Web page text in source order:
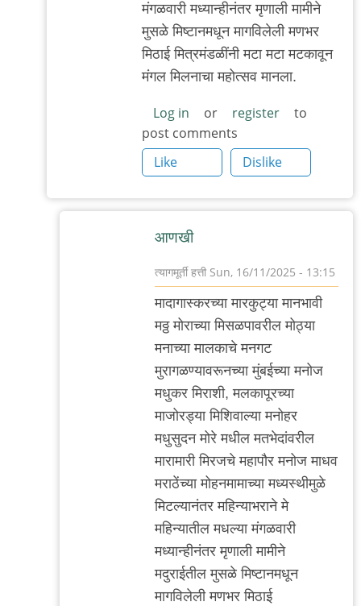
मंगळवारी मध्यान्हीनंतर मृणाली मामीने
मुसळे मिष्टानमधून मागविलेली मणभर
मिठाई मित्रमंडळींनी मटा मटा मटकावून
मंगल मिलनाचा महोत्सव मानला.
Log in or register
to
post comments
Like
Dislike
आणखी
त्यागमूर्ती हत्ती Sun, 16/11/2025 - 13:15
reply
to
by
त्यागमूर्ती
मादागास्करच्या मारकुट्या मानभावी
मठ्ठ मोराच्या मिसळपावरील मोठ्या
मनाच्या मालकाचे मनगट
मुरागळण्यावरूनच्या मुंबईच्या मनोज
मधुकर मिराशी, मलकापूरच्या
माजोरड्या मिशिवाल्या मनोहर
मधुसुदन मोरे मधील मतभेदांवरील
मारामारी मिरजचे महापौर मनोज माधव
मराठेंच्या मोहनमामाच्या मध्यस्थीमुळे
मिटल्यानंतर महिन्याभराने मे
महिन्यातील मधल्या मंगळवारी
मध्यान्हीनंतर मृणाली मामीने
मदुराईतील मुसळे मिष्टानमधून
मागविलेली मणभर मिठाई